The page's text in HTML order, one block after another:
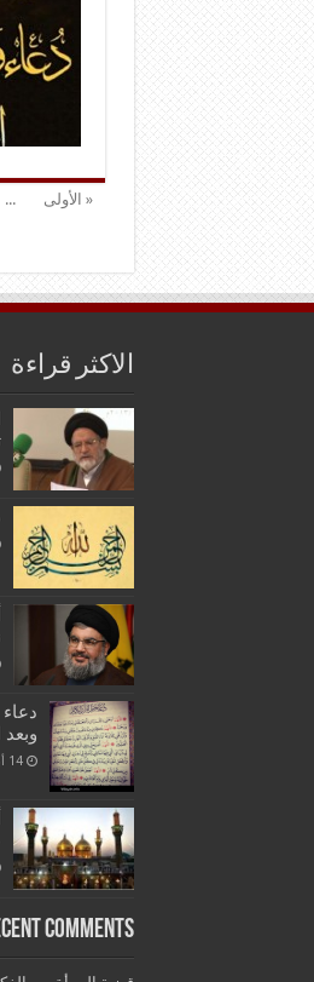
« الأولى ...
الاكثر قراءة
دعاء
وبعد
14 أبريل,2016
Comments